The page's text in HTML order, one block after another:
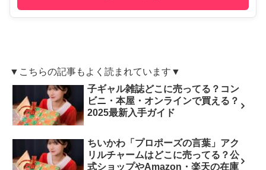
▼こちらの記事もよく読まれています▼
子ギャル雑誌どこに売ってる？コン
ビニ・本屋・オンラインで買える？
2025最新入手ガイド
ちいかわ「プロポーズの言葉」アク
リルチャームはどこに売ってる？公
式ショップやAmazon・楽天の在庫